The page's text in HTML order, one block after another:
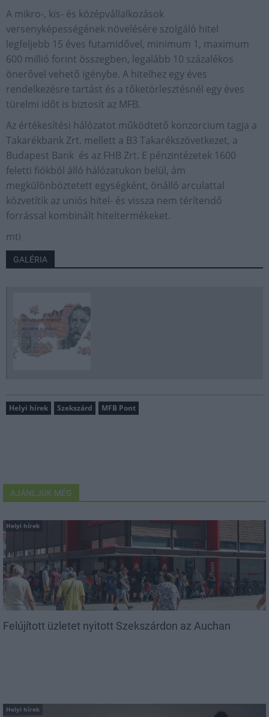
A mikro-, kis- és középvállalkozások
versenyképességének növelésére szolgáló hitel
legfeljebb 15 éves futamidővel, minimum 1, maximum
600 millió forint összegben, legalább 10 százalékos
önerővel vehető igénybe. A hitelhez egy éves
rendelkezésre tartást és a tőketörlesztésnél egy éves
türelmi időt is biztosít az MFB.
Az értékesítési hálózatot működtető konzorcium tagja a
Takarékbank Zrt. mellett a B3 Takarékszövetkezet, a
Budapest Bank és az FHB Zrt. E pénzintézetek 1600
feletti fiókból álló hálózatukon belül, ám
megkülönböztetett egységként, önálló arculattal
közvetítik az uniós hitel- és vissza nem térítendő
forrással kombinált hiteltermékeket.
mti
GALÉRIA
Helyi hírek Szekszárd MFB Pont
AJÁNLJUK MÉG
Helyi hírek
Felújított üzletet nyitott Szekszárdon az Auchan
Helyi hírek